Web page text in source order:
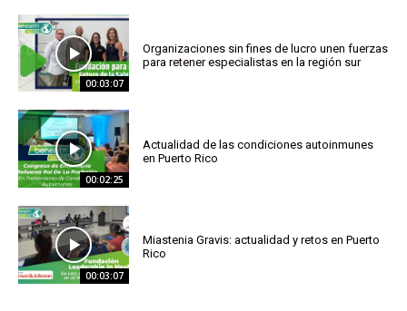
00:03:07
Organizaciones sin fines de lucro unen fuerzas
para retener especialistas en la región sur
00:02:25
Actualidad de las condiciones autoinmunes
en Puerto Rico
00:03:07
Miastenia Gravis: actualidad y retos en Puerto
Rico